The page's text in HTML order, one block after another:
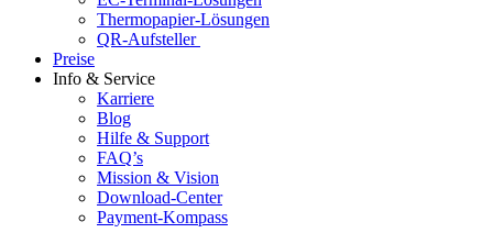
Thermopapier-Lösungen
QR-Aufsteller
Preise
Info & Service
Karriere
Blog
Hilfe & Support
FAQ’s
Mission & Vision
Download-Center
Payment-Kompass